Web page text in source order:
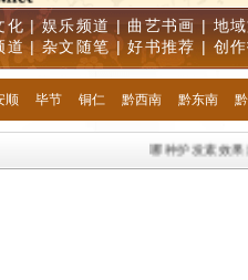
化 |娱乐频道 | 曲艺书画 | 地
道|杂文随笔 |好书推荐 | 创
顺 毕节 铜仁 黔西南 黔东南
哪种护发素效果最好